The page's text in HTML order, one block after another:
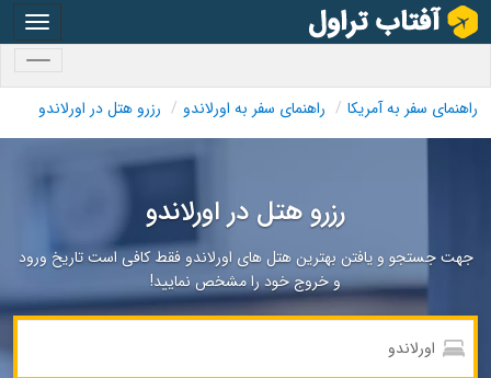
راهنمای سفر به آمریکا راهنمای سفر به اورلاندو رزرو هتل در اورلاندو
رزرو هتل در اورلاندو
جهت جستجو و یافتن بهترین هتل های اورلاندو فقط کافی است تاریخ ورود
و خروج خود را مشخص نمایید!